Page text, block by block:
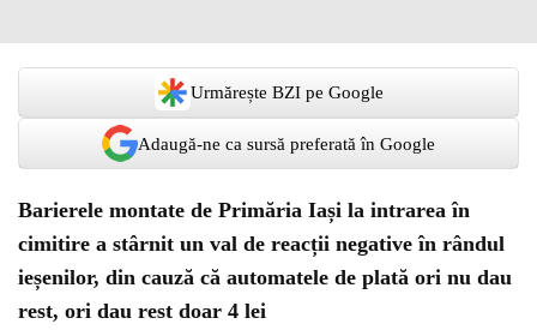
Urmărește BZI pe Google
Adaugă-ne ca sursă preferată în Google
Barierele montate de Primăria Iași la intrarea în
cimitire a stârnit un val de reacții negative în rândul
ieșenilor, din cauză că automatele de plată ori nu dau
rest, ori dau rest doar 4 lei